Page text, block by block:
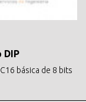
DIP
básica de 8 bits